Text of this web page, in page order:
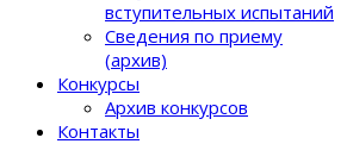
вступительных испытаний
Сведения по приему
(архив)
Конкурсы
Архив конкурсов
Контакты